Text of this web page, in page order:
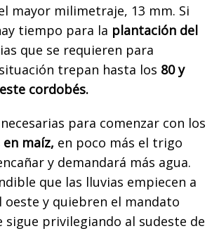
mayor milimetraje, 13 mm. Si
tiempo para la plantación del
que se requieren para
trepan hasta los 80 y
cordobés.
para comenzar con los
maíz, en poco más el trigo
y demandará más agua.
que las lluvias empiecen a
oeste y quiebren el mandato
sigue privilegiando al sudeste de